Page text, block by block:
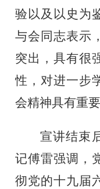
验以及以史为
与会同志表示
突出，具有很
性，对进一步
会精神具有重
宣讲结束
记傅雷强调，
彻党的十九届